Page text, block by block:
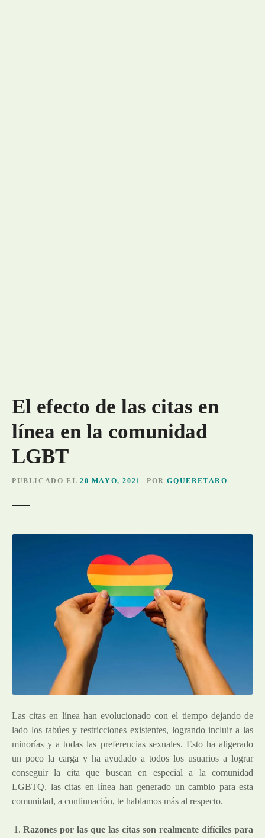
El efecto de las citas en
línea en la comunidad
LGBT
PUBLICADO EL 20 MAYO, 2021 POR GQUERETARO
Las citas en línea han evolucionado con el tiempo dejando de
lado los tabúes y restricciones existentes, logrando incluir a las
minorías y a todas las preferencias sexuales. Esto ha aligerado
un poco la carga y ha ayudado a todos los usuarios a lograr
conseguir la cita que buscan en especial a la comunidad
LGBTQ, las citas en línea han generado un cambio para esta
comunidad, a continuación, te hablamos más al respecto.
Razones por las que las citas son realmente difíciles para